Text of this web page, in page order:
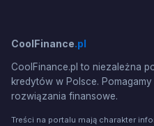
CoolFinance.pl
CoolFinance.pl to niezależna
kredytów w Polsce.
rozwiązania finansowe.
Treści na portalu mają charakter